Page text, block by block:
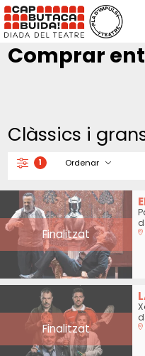
Comprar
Clàssics i
Filtrar
1 Ordenar
Finalitzat
Finalitzat